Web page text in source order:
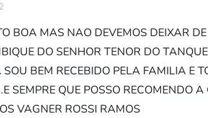
BOA MAS NAO DEVEMOS DEIXAR
DO SENHOR TENOR DO
BEM RECEBIDO PELA FAMILIA E
SEMPRE QUE POSSO RECOMENDO
VAGNER ROSSI RAMOS